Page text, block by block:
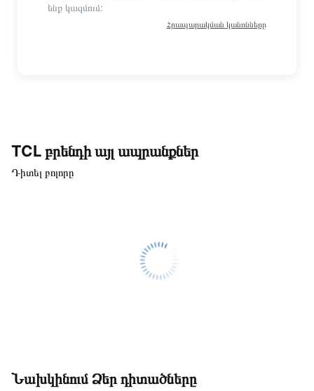
ենք կազմում:
Հրապարակման կանոնները
TCL բրենդի այլ ապրանքներ
Դիտել բոլորը
Նախկինում Ձեր դիտածները